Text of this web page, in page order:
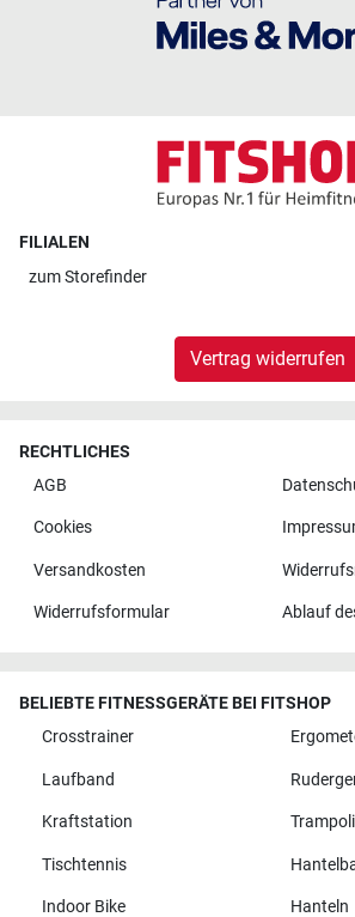
FILIALEN
zumStorefinder
Vertrag widerrufen
RECHTLICHES
AGB
Cookies
Versandkosten
Widerrufsformular Ablauf
BELIEBTE FITNESSGERÄTE BEI FITSHOP
Crosstrainer
Laufband
Kraftstation
Tischtennis
Indoor Bike Hanteln